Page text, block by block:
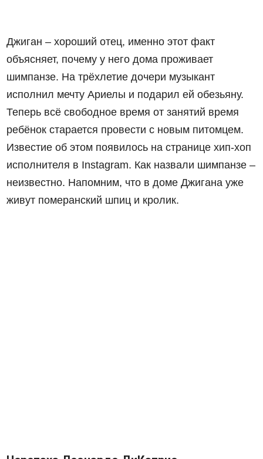
Джиган – хороший отец, именно этот факт
объясняет, почему у него дома проживает
шимпанзе. На трёхлетие дочери музыкант
исполнил мечту Ариелы и подарил ей обезьяну.
Теперь всё свободное время от занятий время
ребёнок старается провести с новым питомцем.
Известие об этом появилось на странице хип-хоп
исполнителя в Instagram. Как назвали шимпанзе –
неизвестно. Напомним, что в доме Джигана уже
живут померанский шпиц и кролик.